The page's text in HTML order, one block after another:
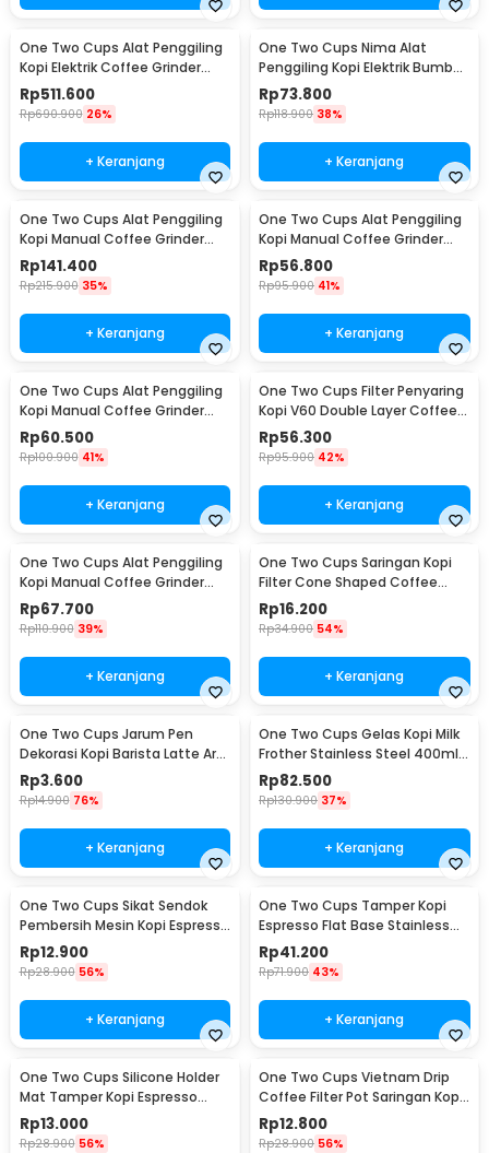
One Two Cups Alat Penggiling
Kopi Elektrik Coffee Grinder
Adjustable - 600N
Rp511.600
Rp690.900 26%
+ Keranjang
One Two Cups Nima Alat
Penggiling Kopi Elektrik Bumbu
Coffee Grinder - NM-8300
Rp73.800
Rp118.900 38%
+ Keranjang
One Two Cups Alat Penggiling
Kopi Manual Coffee Grinder
Wood 30g - CW85532
Rp141.400
Rp215.900 35%
+ Keranjang
One Two Cups Alat Penggiling
Kopi Manual Coffee Grinder
160ml - CF012
Rp56.800
Rp95.900 41%
+ Keranjang
One Two Cups Alat Penggiling
Kopi Manual Coffee Grinder
Adjustable - RHNHA0176
Rp60.500
Rp100.900 41%
+ Keranjang
One Two Cups Filter Penyaring
Kopi V60 Double Layer Coffee
Filter - FS-40S
Rp56.300
Rp95.900 42%
+ Keranjang
One Two Cups Alat Penggiling
Kopi Manual Coffee Grinder
Adjustable - CF4146
Rp67.700
Rp110.900 39%
+ Keranjang
One Two Cups Saringan Kopi
Filter Cone Shaped Coffee
Dripper 1 PCS - K741
Rp16.200
Rp34.900 54%
+ Keranjang
One Two Cups Jarum Pen
Dekorasi Kopi Barista Latte Art
Needle 13cm - F3F27
Rp3.600
Rp14.900 76%
+ Keranjang
One Two Cups Gelas Kopi Milk
Frother Stainless Steel 400ml -
WZ0011
Rp82.500
Rp130.900 37%
+ Keranjang
One Two Cups Sikat Sendok
Pembersih Mesin Kopi Espresso
2in1 - 8809
Rp12.900
Rp28.900 56%
+ Keranjang
One Two Cups Tamper Kopi
Espresso Flat Base Stainless
Steel 51mm - SS51
Rp41.200
Rp71.900 43%
+ Keranjang
One Two Cups Silicone Holder
Mat Tamper Kopi Espresso
Barista - 0310
Rp13.000
Rp28.900 56%
One Two Cups Vietnam Drip
Coffee Filter Pot Saringan Kopi
124ml 7Q - LC1
Rp12.800
Rp28.900 56%